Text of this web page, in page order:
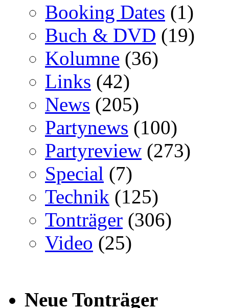
Booking Dates (1)
Buch & DVD (19)
Kolumne (36)
Links (42)
News (205)
Partynews (100)
Partyreview (273)
Special (7)
Technik (125)
Tonträger (306)
Video (25)
Neue Tonträger